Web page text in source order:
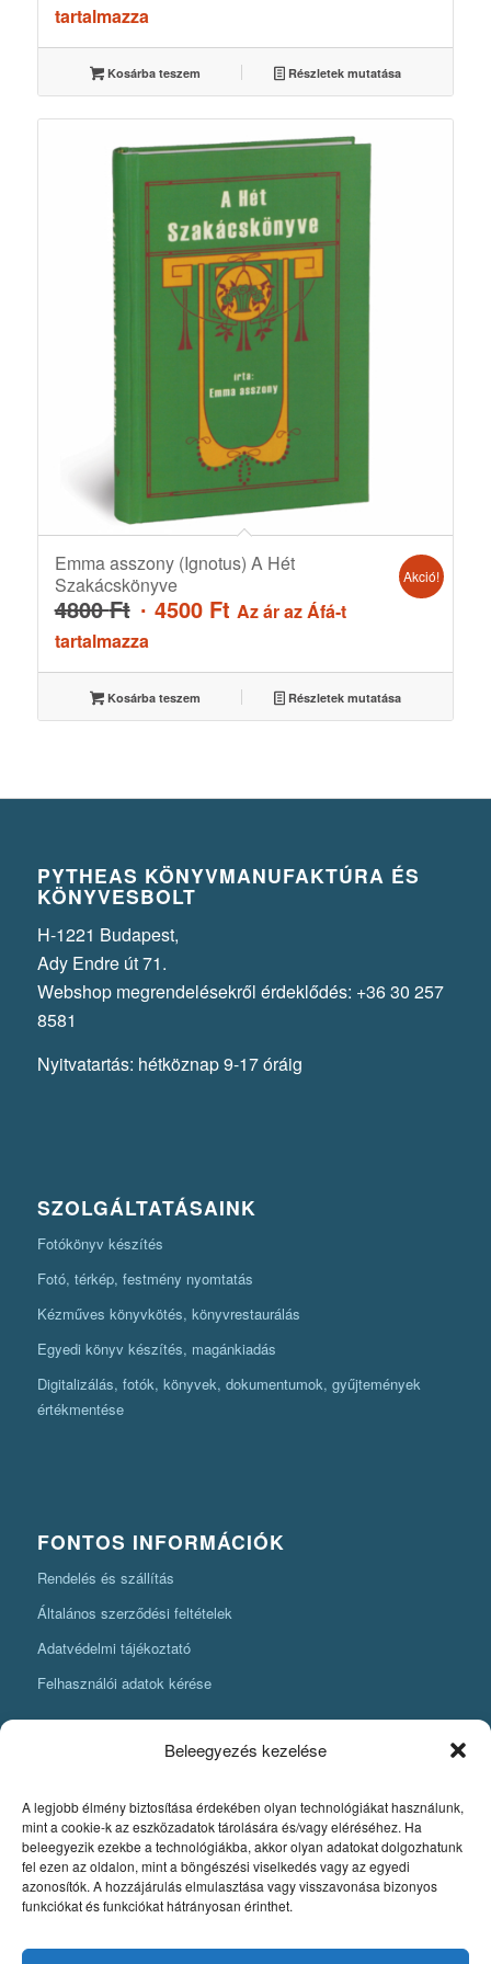
Beleegyezés kezelése
A legjobb élmény biztosítása érdekében olyan technológiákat használunk,
mint a cookie-k az eszközadatok tárolására és/vagy eléréséhez. Ha
beleegyezik ezekbe a technológiákba, akkor olyan adatokat dolgozhatunk
fel ezen az oldalon, mint a böngészési viselkedés vagy az egyedi
azonosítók. A hozzájárulás elmulasztása vagy visszavonása bizonyos
funkciókat és funkciókat hátrányosan érinthet.
price
3000 Ft.
2700 Ft.
tartalmazza
Kosárba teszem Részletek mutatása
Emma asszony (Ignotus) A Hét
Szakácskönyve
4800Ft Original
price
4800 Ft.
4500 FtCurrent
4500 Ft.
Az ár az Áfá-t
tartalmazza
Akció!
Kosárba teszem Részletek mutatása
PYTHEAS KÖNYVMANUFAKTÚRA ÉS
KÖNYVESBOLT
H-1221 Budapest,
Ady Endre út 71.
Webshop megrendelésekről érdeklődés: +36 30 257
8581
Nyitvatartás: hétköznap 9-17 óráig
SZOLGÁLTATÁSAINK
Fotókönyv készítés
Fotó, térkép, festmény nyomtatás
Kézműves könyvkötés, könyvrestaurálás
Egyedi könyv készítés, magánkiadás
Digitalizálás, fotók, könyvek, dokumentumok, gyűjtemények
értékmentése
FONTOS INFORMÁCIÓK
Rendelés és szállítás
Általános szerződési feltételek
Adatvédelmi tájékoztató
Felhasználói adatok kérése
KÖNYVKÉSZÍTÉSI INFORMÁCIÓK
Amit mindenképpen tudnia kell, ha könyvet szeretne készíteni
Fontos szabályok a könyv nyomdai pdfjének elkészítéséhez